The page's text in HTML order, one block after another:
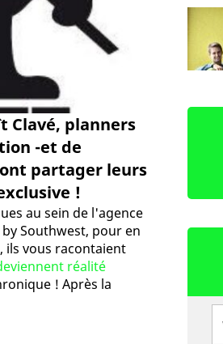
Clavé, planners
-et de
partager leurs
!
au sein de l'agence
Southwest, pour en
ils vous racontaient
réalité
! Après la